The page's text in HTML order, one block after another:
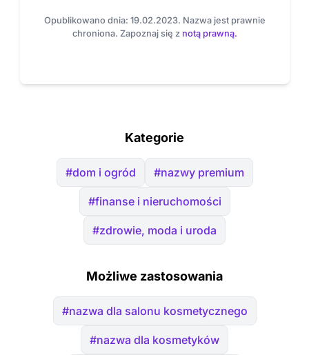
Opublikowano dnia: 19.02.2023. Nazwa jest prawnie
chroniona. Zapoznaj się z notą prawną.
Kategorie
#dom i ogród #nazwy premium
#finanse i nieruchomości
#zdrowie, moda i uroda
Możliwe zastosowania
#nazwa dla salonu kosmetycznego
#nazwa dla kosmetyków